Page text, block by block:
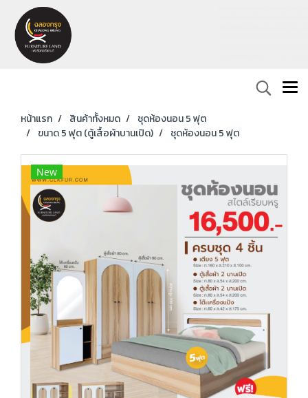
หน้าแรก สินค้าทั้งหมด
ชุดห้องนอน 5 ฟุต
ขนาด 5 ฟุต (ตู้เสื้อผ้าบานเปิด)
ชุดห้องนอน 5 ฟุต
New